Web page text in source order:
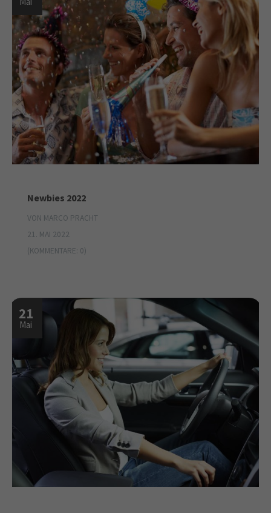
Newbies 2022
VON MARCO PRACHT
21. MAI 2022
(KOMMENTARE: 0)
21
Mai